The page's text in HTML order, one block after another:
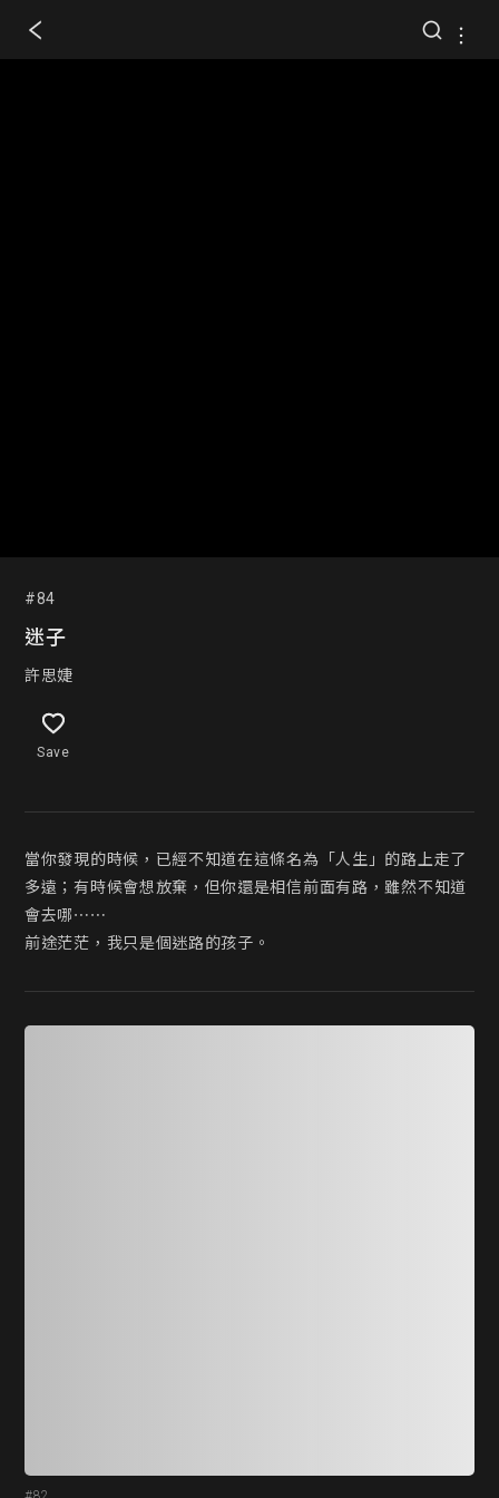
#84
迷子
許思婕
Save
當你發現的時候，已經不知道在這條名為「人生」的路上走了
多遠；有時候會想放棄，但你還是相信前面有路，雖然不知道
會去哪⋯⋯